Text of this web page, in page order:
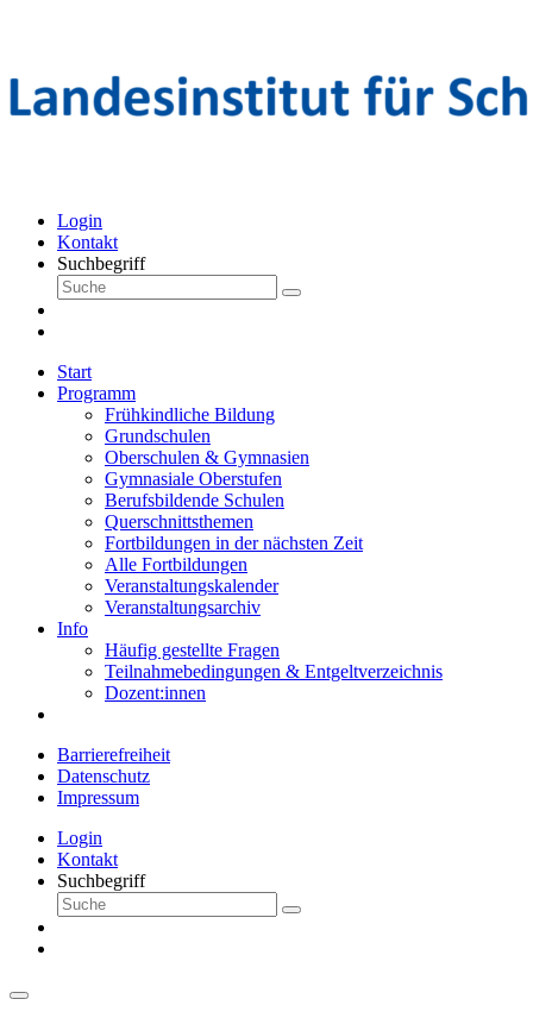
Login
Kontakt
Suchbegriff
Start
Programm
Frühkindliche Bildung
Grundschulen
Oberschulen & Gymnasien
Gymnasiale Oberstufen
Berufsbildende Schulen
Querschnittsthemen
Fortbildungen in der nächsten Zeit
Alle Fortbildungen
Veranstaltungskalender
Veranstaltungsarchiv
Info
Häufig gestellte Fragen
Teilnahmebedingungen & Entgeltverzeichnis
Dozent:innen
Barrierefreiheit
Datenschutz
Impressum
Login
Kontakt
Suchbegriff